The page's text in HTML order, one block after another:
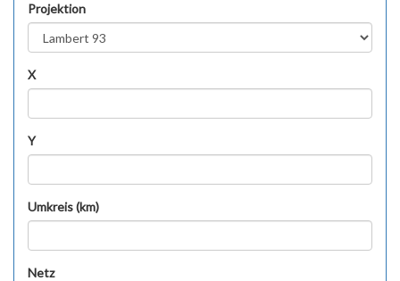
Projektion
X
Y
Umkreis (km)
Netz